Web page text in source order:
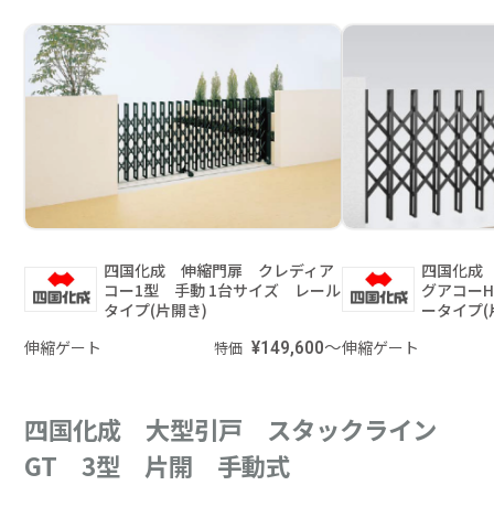
四国化成 伸縮門扉 クレディア
コー1型 手動 1台サイズ レール
タイプ(片開き)
伸縮ゲート
特価 ¥149,600～
四国化
グアコ
ータイプ(
伸縮ゲート
四国化成 大型引戸 スタックライン
GT 3型 片開 手動式